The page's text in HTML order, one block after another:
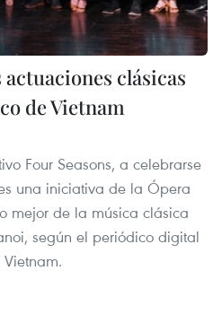
clásicas
de Vietnam
Four Seasons, a celebrarse
una iniciativa de la Ópera
mejor de la música clásica
según el periódico digital